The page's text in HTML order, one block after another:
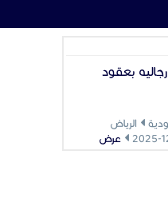
بعقود
الرياض
عرض